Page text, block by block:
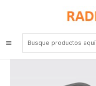
Micrófono Parlante
Motorola RMN5052
para DGM4100 DGM6100